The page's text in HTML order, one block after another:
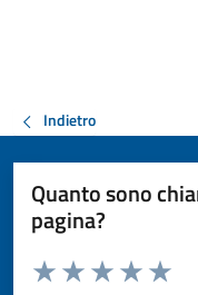
Indietro
Quanto sono
pagina?
Valuta da 1 a 5 stelle la